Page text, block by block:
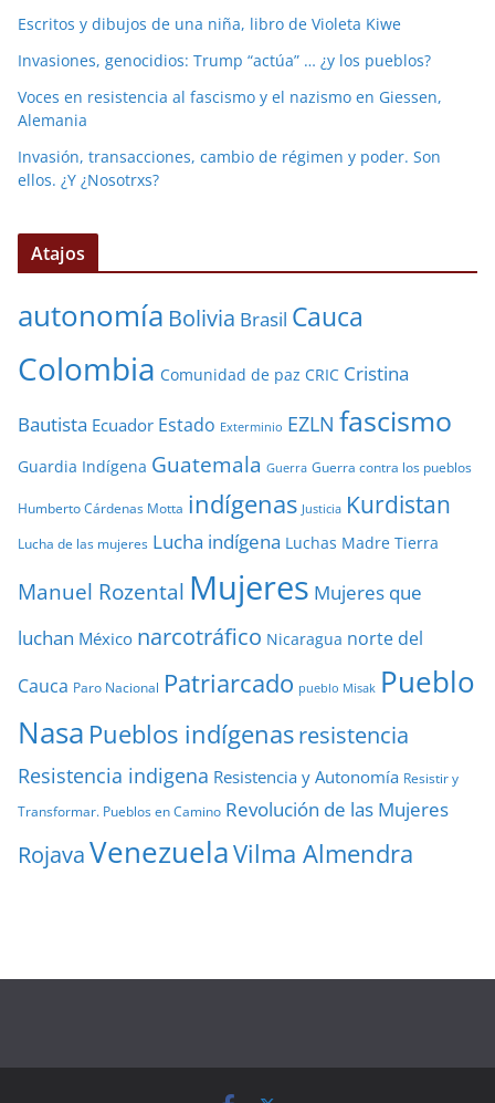
Escritos y dibujos de una niña, libro de Violeta Kiwe
Invasiones, genocidios: Trump “actúa” … ¿y los pueblos?
Voces en resistencia al fascismo y el nazismo en Giessen,
Alemania
Invasión, transacciones, cambio de régimen y poder. Son
ellos. ¿Y ¿Nosotrxs?
Atajos
autonomía Bolivia Brasil Cauca
Colombia Comunidad de paz CRIC Cristina
Bautista Ecuador Estado Exterminio EZLN fascismo
Guardia Indígena Guatemala Guerra Guerra contra los pueblos
Humberto Cárdenas Motta indígenas Justicia Kurdistan
Lucha de las mujeres Lucha indígena Luchas Madre Tierra
Manuel Rozental Mujeres Mujeres que
luchan México narcotráfico Nicaragua norte del
Cauca Paro Nacional Patriarcado pueblo Misak Pueblo
Nasa Pueblos indígenasresistencia
Resistencia indigena Resistencia y Autonomía Resistir y
Transformar. Pueblos en Camino Revolución de las Mujeres
RojavaVenezuelaVilma Almendra